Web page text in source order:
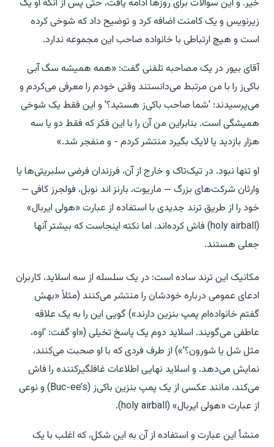
خیر. و این سوالات برای روزها ادامه یافت، حتی پس از آنکه او یک
زیرنویس و یک کامنت اضافه کرد و توضیح داد که شوخی کرده
است و هیچ ارتباطی با خانواده صاحب این مجموعه ندارد.
آقای بیور در یک مصاحبه تلفنی گفت: «همه همیشه سگ آبی
باکی‌ز را با من مرتبط می‌دانستند وقتی خودم را معرفی می‌کردم و
می‌پرسیدند: 'شما صاحب باکی‌ز هستید؟' و این فقط یک شوخی
همیشگی است. بنابراین من آن را با این فکر که فقط دو یا سه
هزار بازدید یا لایک بگیرد منتشر کردم - و منفجر شد.»
او تنها نبود. در تیک‌تاک و خارج از آن، فرزندان فرضی سلبریتی‌ها یا
وارثان شرکت‌های بزرگ — ماریوت، بارنز اند نوبل، فولجرز کافی —
خود را از طریق ترند جدیدی با استفاده از عبارت «هولی ایربال»
(holy airball) فاش کرده‌اند. اما نکته اینجاست که بیشتر آنها
جعلی هستند.
مکانیک این ترند ساده است: در یک سلسله از سه اسلاید، کاربران
ادعای عمومی درباره خودشان را منتشر می‌کنند (مثلاً «بهش
گفتم خانواده‌ام پمپ بنزین دارند») گویی این را به یک علاقه
عاطفی می‌گویند. اسلاید دوم یک پاسخ تخیلی («او گفت: 'اوه،
مثل شل یا شورون؟'») از طرف فردی که با او صحبت می‌کنند،
نمایش می‌دهد. و اسلاید نهایی اطلاعات غافلگیرکننده را فاش
می‌کند، مانند عکسی از یک پمپ بنزین باکی‌ز (Buc-ee’s) و نوعی
از عبارت «هولی ایربال» (holy airball).
منشأ این عبارت و استفاده از آن به این شکل، که اغلب با یک